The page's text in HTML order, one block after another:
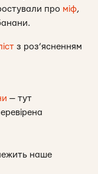
про міф,
з роз’ясненням
— тут
наше